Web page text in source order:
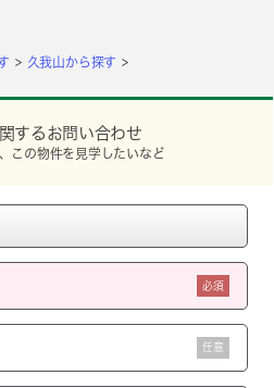
久我山から探す
するお問い合わせ
この物件を見学したいなど
必須
任意